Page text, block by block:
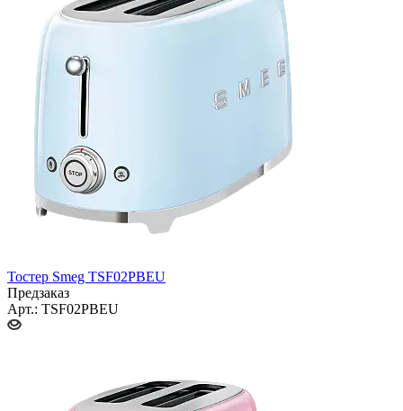
Тостер Smeg TSF02PBEU
Предзаказ
Арт.: TSF02PBEU